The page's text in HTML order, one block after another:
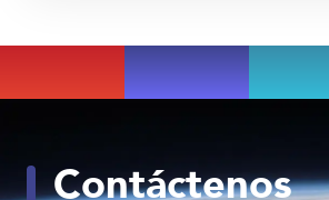
Contáctenos